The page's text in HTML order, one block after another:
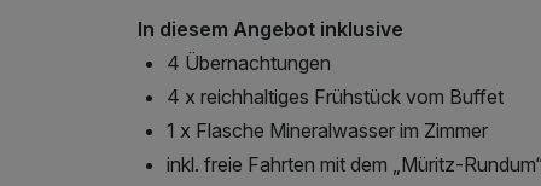
In diesem Angebot inklusive
4 Übernachtungen
4 x reichhaltiges Frühstück vom Buffet
1 x Flasche Mineralwasser im Zimmer
inkl. freie Fahrten mit dem „Müritz-